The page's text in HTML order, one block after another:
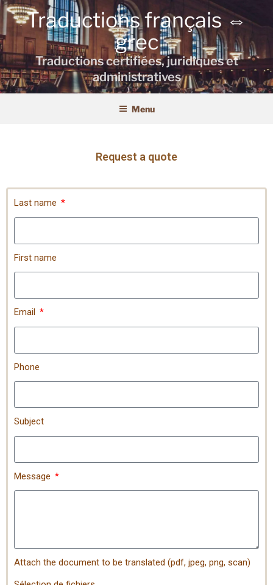
Traductions français ⇔
grec
Traductions certifiées, juridiques et
administratives
Menu
Request a quote
Last name
First name
Email
Phone
Subject
Message
Attach the document to be translated (pdf, jpeg, png, scan)